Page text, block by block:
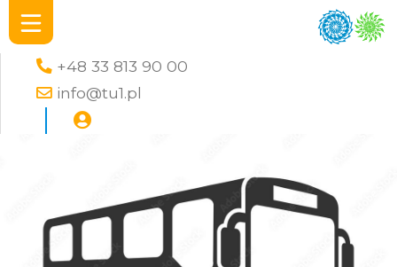
+48 33 813 90 00
info@tu1.pl